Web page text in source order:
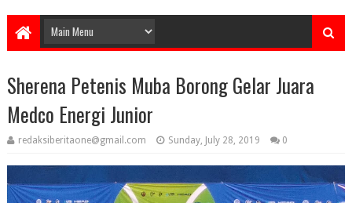
Sherena Petenis Muba Borong Gelar Juara
Medco Energi Junior
redaksiberitaone@gmail.com Sunday, July 28, 2019 0